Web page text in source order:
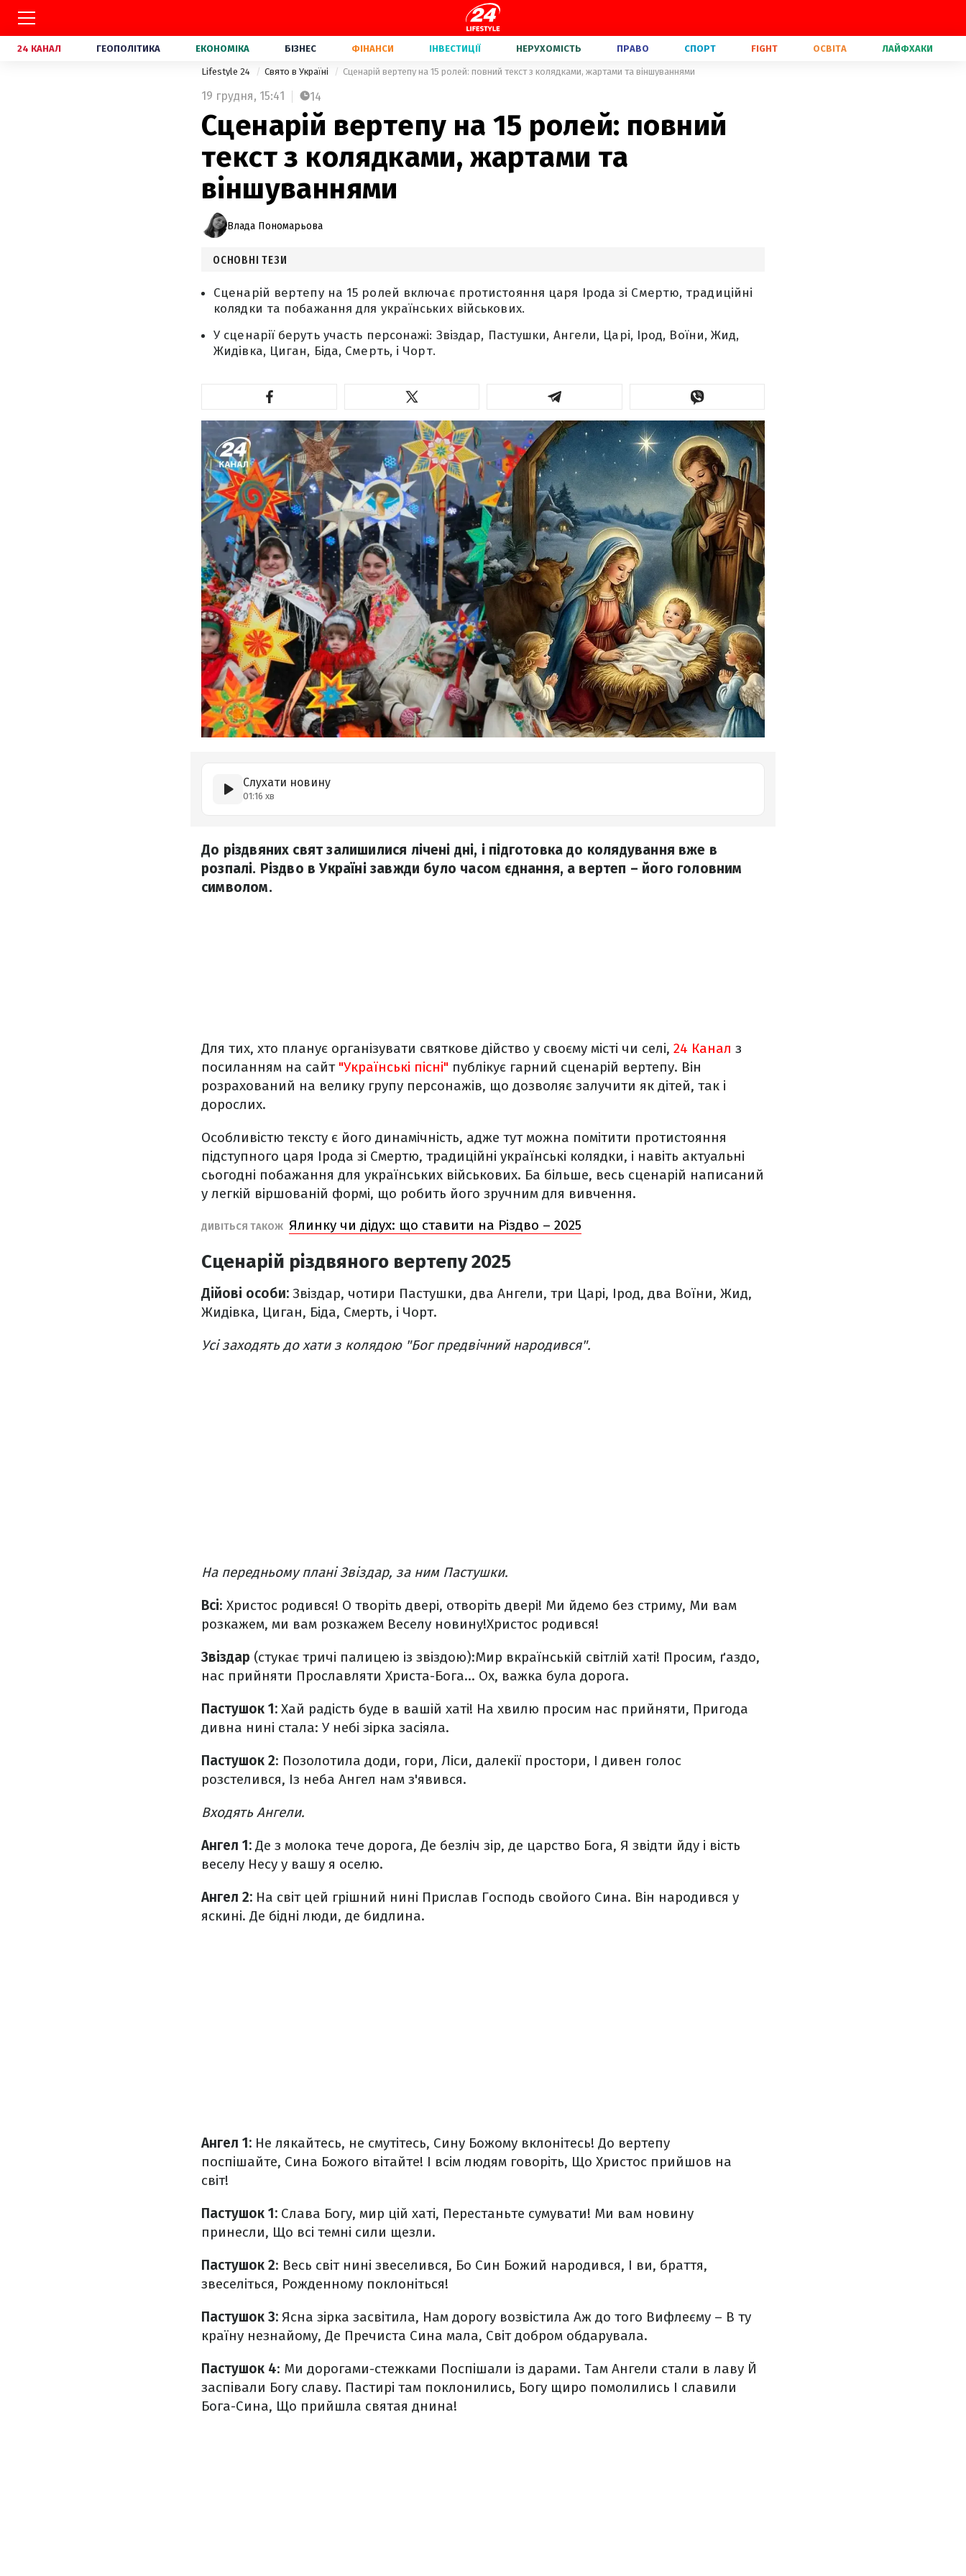
24 КАНАЛ ГЕОПОЛІТИКА ЕКОНОМІКА БІЗНЕС ФІНАНСИ ІНВЕСТИЦІЇ НЕРУХОМІСТЬ ПРАВО СПОРТ FIGHT ОСВІТА ЛАЙФХАКИ
Lifestyle 24 Свято в Україні Сценарій вертепу на 15 ролей: повний текст з колядками, жартами та віншуваннями
19 грудня, 15:41 14
Сценарій вертепу на 15 ролей: повний
текст з колядками, жартами та
віншуваннями
Влада Пономарьова
ОСНОВНІ ТЕЗИ
Сценарій вертепу на 15 ролей включає протистояння царя Ірода зі Смертю, традиційні
колядки та побажання для українських військових.
У сценарії беруть участь персонажі: Звіздар, Пастушки, Ангели, Царі, Ірод, Воїни, Жид,
Жидівка, Циган, Біда, Смерть, і Чорт.
Слухати новину
01:16 хв
До різдвяних свят залишилися лічені дні, і підготовка до колядування вже в
розпалі. Різдво в Україні завжди було часом єднання, а вертеп – його головним
символом.
Для тих, хто планує організувати святкове дійство у своєму місті чи селі, 24 Канал з
посиланням на сайт"Українські пісні" публікує гарний сценарій вертепу. Він
розрахований на велику групу персонажів, що дозволяє залучити як дітей, так і
дорослих.
Особливістю тексту є його динамічність, адже тут можна помітити протистояння
підступного царя Ірода зі Смертю, традиційні українські колядки, і навіть актуальні
сьогодні побажання для українських військових. Ба більше, весь сценарій написаний
у легкій віршованій формі, що робить його зручним для вивчення.
ДИВІТЬСЯ ТАКОЖ Ялинку чи дідух: що ставити на Різдво – 2025
Сценарій різдвяного вертепу 2025
Дійові особи: Звіздар, чотири Пастушки, два Ангели, три Царі, Ірод, два Воїни, Жид,
Жидівка, Циган, Біда, Смерть, і Чорт.
Усі заходять до хати з колядою "Бог предвічний народився".
На передньому плані Звіздар, за ним Пастушки.
Всі: Христос родився! О творіть двері, отворіть двері! Ми йдемо без стриму, Ми вам
розкажем, ми вам розкажем Веселу новину!Христос родився!
Звіздар (стукає тричі палицею із звіздою):Мир вкраїнській світлій хаті! Просим, ґаздо,
нас прийняти Прославляти Христа-Бога... Ох, важка була дорога.
Пастушок 1: Хай радість буде в вашій хаті! На хвилю просим нас прийняти, Пригода
дивна нині стала: У небі зірка засіяла.
Пастушок 2: Позолотила доди, гори, Ліси, далекії простори, І дивен голос
розстелився, Із неба Ангел нам з'явився.
Входять Ангели.
Ангел 1: Де з молока тече дорога, Де безліч зір, де царство Бога, Я звідти йду і вість
веселу Несу у вашу я оселю.
Ангел 2: На світ цей грішний нині Прислав Господь свойого Сина. Він народився у
яскині. Де бідні люди, де бидлина.
Ангел 1: Не лякайтесь, не смутітесь, Сину Божому вклонітесь! До вертепу
поспішайте, Сина Божого вітайте! І всім людям говоріть, Що Христос прийшов на
світ!
Пастушок 1: Слава Богу, мир цій хаті, Перестаньте сумувати! Ми вам новину
принесли, Що всі темні сили щезли.
Пастушок 2: Весь світ нині звеселився, Бо Син Божий народився, І ви, браття,
звеселіться, Рожденному поклоніться!
Пастушок 3: Ясна зірка засвітила, Нам дорогу возвістила Аж до того Вифлеєму – В ту
країну незнайому, Де Пречиста Сина мала, Світ добром обдарувала.
Пастушок 4: Ми дорогами-стежками Поспішали із дарами. Там Ангели стали в лаву Й
заспівали Богу славу. Пастирі там поклонились, Богу щиро помолились І славили
Бога-Сина, Що прийшла святая днина!